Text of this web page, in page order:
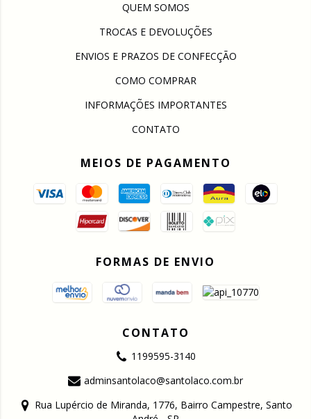
QUEM SOMOS
TROCAS E DEVOLUÇÕES
ENVIOS E PRAZOS DE CONFECÇÃO
COMO COMPRAR
INFORMAÇÕES IMPORTANTES
CONTATO
MEIOS DE PAGAMENTO
FORMAS DE ENVIO
CONTATO
1199595-3140
adminsantolaco@santolaco.com.br
Rua Lupércio de Miranda, 1776, Bairro Campestre, Santo